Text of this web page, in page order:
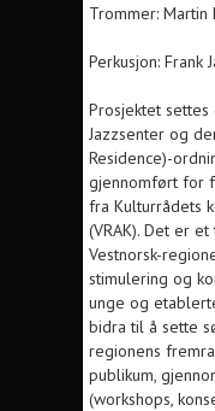
Trommer: Martin
Perkusjon: Frank
Prosjektet settes
Jazzsenter og
Residence)-
gjennomført for
fra Kulturrådets
(VRAK). Det er
Vestnorsk-
stimulering og
unge og
bidra til å sette
regionens
publikum,
(workshops,